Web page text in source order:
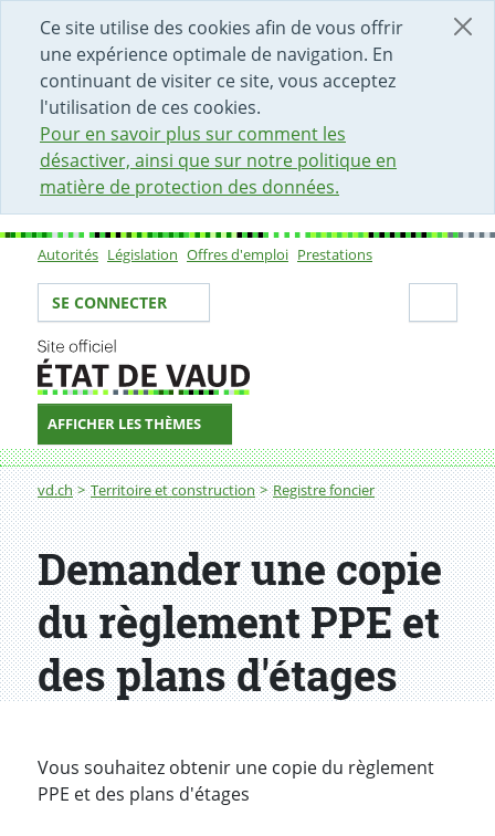
Ce site utilise des cookies afin de vous offrir
une expérience optimale de navigation. En
continuant de visiter ce site, vous acceptez
l'utilisation de ces cookies.
Pour en savoir plus sur comment les
désactiver, ainsi que sur notre politique en
matière de protection des données.
DÉBUT DU CONTENU DE LA PAGE
ACCÈS AU CHAMP DE RECHERCHE
PAGE D'ACCUEIL
FORMULAIRE DE CONTACT
Sous-navigation
Autorités Législation Offres d'emploi Prestations
Votre identité
SE CONNECTER
AFFICHER LES THÈMES
Fil d'Ariane
vd.ch Territoire et construction Registre foncier
Demander une copie du règlement PPE et des plans
Demander une copie
du règlement PPE et
des plans d'étages
Introduction
Vous souhaitez obtenir une copie du règlement
PPE et des plans d'étages